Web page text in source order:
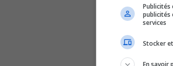
Publicités
publicités
services
Stocker
En savoir